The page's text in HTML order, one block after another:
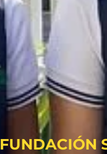
FUNDACIÓN